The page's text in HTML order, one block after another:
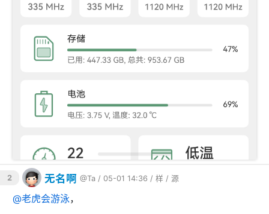
2 无名啊 @Ta / 05-01 14:36 / 样 / 源
@老虎会游泳，